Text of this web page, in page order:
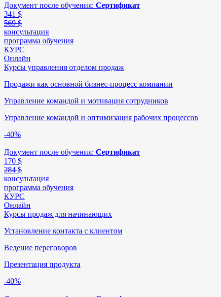
Документ после обучения: Сертификат
341 $
569 $
консультация
программа обучения
КУРС
Онлайн
Курсы управления отделом продаж
Продажи как основной бизнес-процесс компании
Управление командой и мотивация сотрудников
Управление командой и оптимизация рабочих процессов
-40%
Документ после обучения: Сертификат
170 $
284 $
консультация
программа обучения
КУРС
Онлайн
Курсы продаж для начинающих
Установление контакта с клиентом
Ведение переговоров
Презентация продукта
-40%